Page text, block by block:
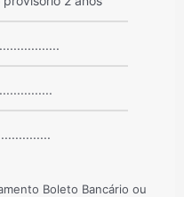
Boleto Bancário ou